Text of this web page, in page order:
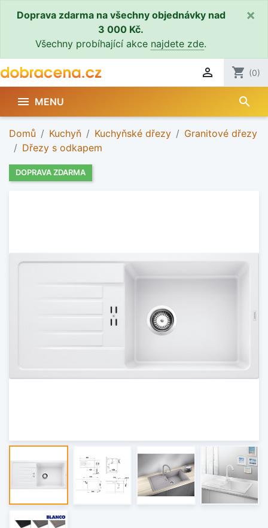
Doprava zdarma na všechny objednávky nad
3 000 Kč.
Všechny probíhající akce najdete zde.
×
 shopping_cart (0)
 MENU search
Domů Kuchyň Kuchyňské dřezy
Granitové dřezy
Dřezy s odkapem
DOPRAVA ZDARMA